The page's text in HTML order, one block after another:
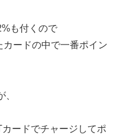
も付くので
ードの中で一番ポイン
ードでチャージしてポ